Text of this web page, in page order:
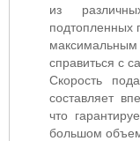
из
справиться с
Скорость
составляет
что
большом